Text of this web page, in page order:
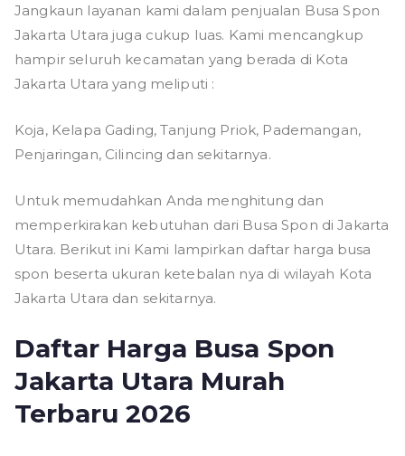
Jangkaun layanan kami dalam penjualan Busa Spon
Jakarta Utara juga cukup luas. Kami mencangkup
hampir seluruh kecamatan yang berada di Kota
Jakarta Utara yang meliputi :
Koja, Kelapa Gading, Tanjung Priok, Pademangan,
Penjaringan, Cilincing dan sekitarnya.
Untuk memudahkan Anda menghitung dan
memperkirakan kebutuhan dari Busa Spon di Jakarta
Utara. Berikut ini Kami lampirkan daftar harga busa
spon beserta ukuran ketebalan nya di wilayah Kota
Jakarta Utara dan sekitarnya.
Daftar Harga Busa Spon
Jakarta Utara Murah
Terbaru 2026